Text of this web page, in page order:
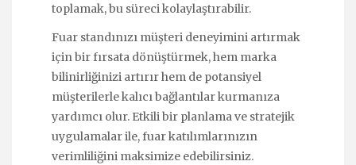
toplamak, bu süreci kolaylaştırabilir.
Fuar standınızı müşteri deneyimini artırmak
için bir fırsata dönüştürmek, hem marka
bilinirliğinizi artırır hem de potansiyel
müşterilerle kalıcı bağlantılar kurmanıza
yardımcı olur. Etkili bir planlama ve stratejik
uygulamalar ile, fuar katılımlarınızın
verimliliğini maksimize edebilirsiniz.